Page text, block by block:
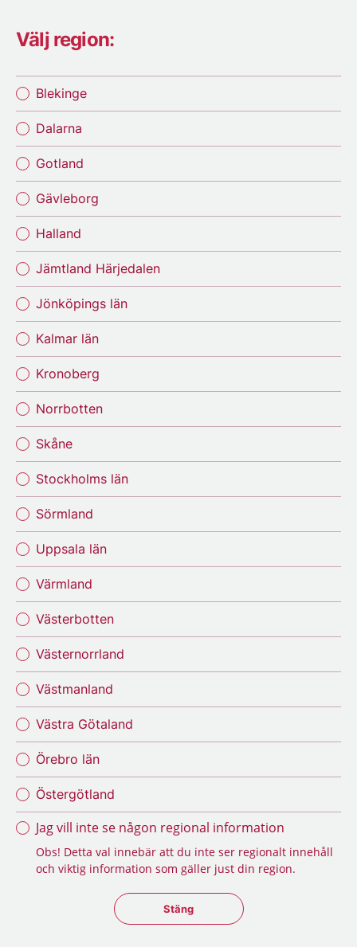
Välj region:
Blekinge
Dalarna
Gotland
Gävleborg
Halland
Jämtland Härjedalen
Jönköpings län
Kalmar län
Kronoberg
Norrbotten
Skåne
Stockholms län
Sörmland
Uppsala län
Värmland
Västerbotten
Västernorrland
Västmanland
Västra Götaland
Örebro län
Östergötland
Jag vill inte se någon regional information
Obs! Detta val innebär att du inte ser regionalt innehåll
och viktig information som gäller just din region.
Stäng regionsväljaren
Stäng